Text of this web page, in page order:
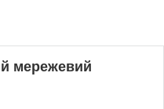
мережевий